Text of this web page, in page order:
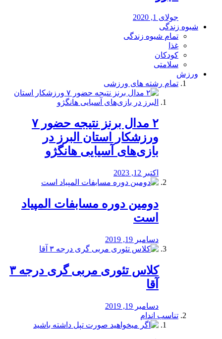
جولای 1, 2020
شیوه زندگی
تمام شیوه زندگی
غذا
کودکان
سلامتی
ورزش
تمام رشته های ورزشی
۲ مدال برنز نتیجه حضور ۷
ورزشکار استان البرز در
بازی‌های آسیایی هانگژو
اکتبر 12, 2023
دومین دوره مسابفات المپیاد
است
دسامبر 19, 2019
کلاس تئوری مربی گری درجه ۳
آقا
دسامبر 19, 2019
تناسب اندام